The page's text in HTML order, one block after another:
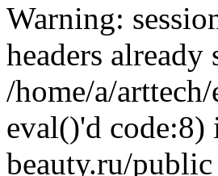
Warning:
headers
/home/a/
eval()'d code:8)
beauty.ru/